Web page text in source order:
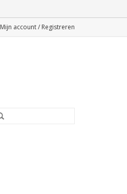
Mijn account / Registreren